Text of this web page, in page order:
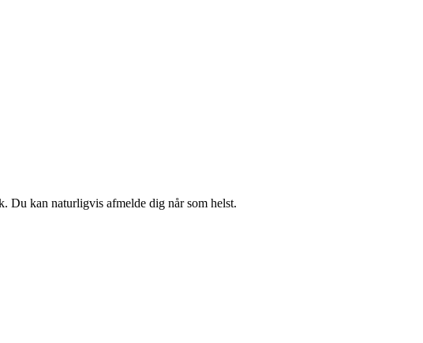
Du kan naturligvis afmelde dig når som helst.